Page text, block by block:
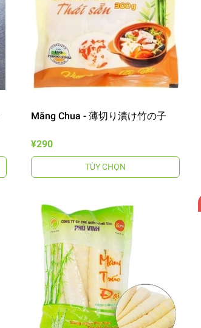
Măng Chua - 薄切り漬け竹の子
¥290
TÙY CHỌN